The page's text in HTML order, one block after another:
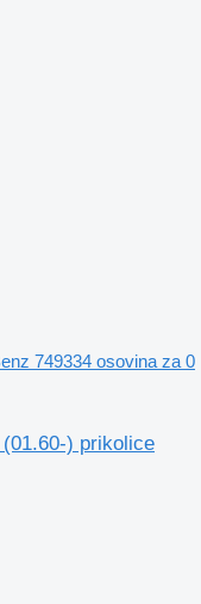
749334 osovina za 0
) prikolice